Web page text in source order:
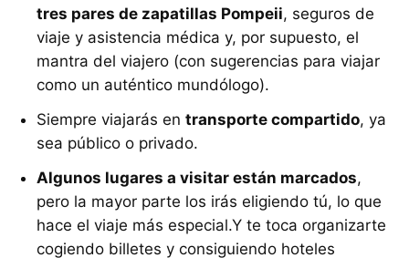
tres pares de zapatillas Pompeii, seguros de
viaje y asistencia médica y, por supuesto, el
mantra del viajero (con sugerencias para viajar
como un auténtico mundólogo).
Siempre viajarás en transporte compartido, ya
sea público o privado.
Algunos lugares a visitar están marcados,
pero la mayor parte los irás eligiendo tú, lo que
hace el viaje más especial.Y te toca organizarte
cogiendo billetes y consiguiendo hoteles